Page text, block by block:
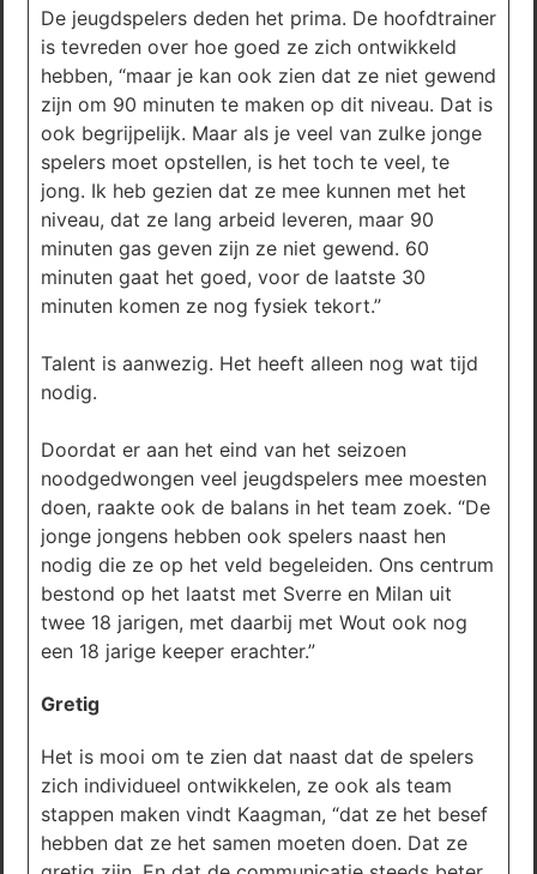
De jeugdspelers deden het prima. De hoofdtrainer
is tevreden over hoe goed ze zich ontwikkeld
hebben, “maar je kan ook zien dat ze niet gewend
zijn om 90 minuten te maken op dit niveau. Dat is
ook begrijpelijk. Maar als je veel van zulke jonge
spelers moet opstellen, is het toch te veel, te
jong. Ik heb gezien dat ze mee kunnen met het
niveau, dat ze lang arbeid leveren, maar 90
minuten gas geven zijn ze niet gewend. 60
minuten gaat het goed, voor de laatste 30
minuten komen ze nog fysiek tekort.”
Talent is aanwezig. Het heeft alleen nog wat tijd
nodig.
Doordat er aan het eind van het seizoen
noodgedwongen veel jeugdspelers mee moesten
doen, raakte ook de balans in het team zoek. “De
jonge jongens hebben ook spelers naast hen
nodig die ze op het veld begeleiden. Ons centrum
bestond op het laatst met Sverre en Milan uit
twee 18 jarigen, met daarbij met Wout ook nog
een 18 jarige keeper erachter.”
Gretig
Het is mooi om te zien dat naast dat de spelers
zich individueel ontwikkelen, ze ook als team
stappen maken vindt Kaagman, “dat ze het besef
hebben dat ze het samen moeten doen. Dat ze